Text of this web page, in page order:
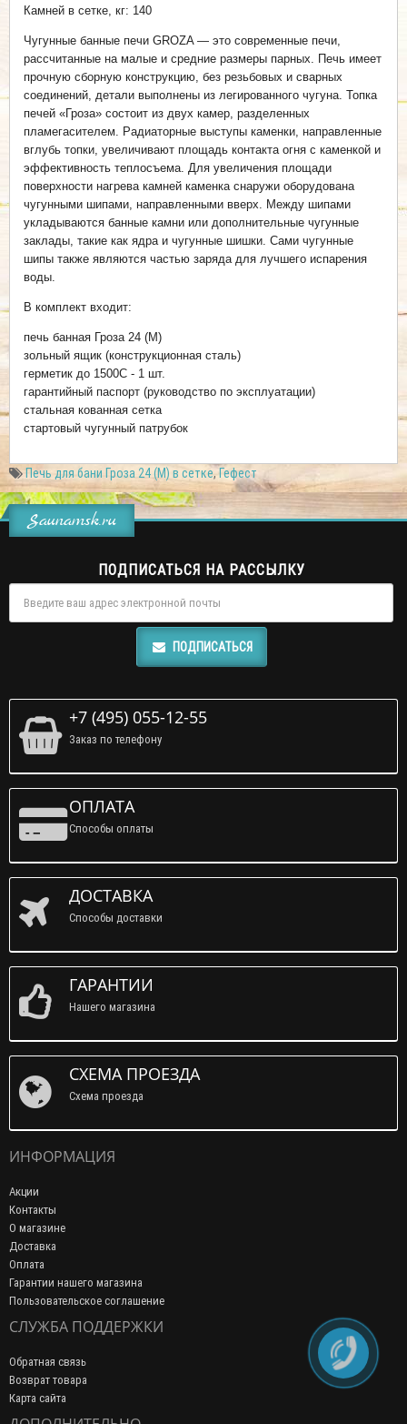
Камней в сетке, кг: 140
Чугунные банные печи GROZA — это современные печи,
рассчитанные на малые и средние размеры парных. Печь имеет
прочную сборную конструкцию, без резьбовых и сварных
соединений, детали выполнены из легированного чугуна. Топка
печей «Гроза» состоит из двух камер, разделенных
пламегасителем. Радиаторные выступы каменки, направленные
вглубь топки, увеличивают площадь контакта огня с каменкой и
эффективность теплосъема. Для увеличения площади
поверхности нагрева камней каменка снаружи оборудована
чугунными шипами, направленными вверх. Между шипами
укладываются банные камни или дополнительные чугунные
заклады, такие как ядра и чугунные шишки. Сами чугунные
шипы также являются частью заряда для лучшего испарения
воды.
В комплект входит:
печь банная Гроза 24 (М)
зольный ящик (конструкционная сталь)
герметик до 1500С - 1 шт.
гарантийный паспорт (руководство по эксплуатации)
стальная кованная сетка
стартовый чугунный патрубок
Печь для бани Гроза 24 (М) в сетке,Гефест
Saunamsk.ru
ПОДПИСАТЬСЯ НА РАССЫЛКУ
ПОДПИСАТЬСЯ
+7 (495) 055-12-55
Заказ по телефону
ОПЛАТА
Способы оплаты
ДОСТАВКА
Способы доставки
ГАРАНТИИ
Нашего магазина
СХЕМА ПРОЕЗДА
Схема проезда
ИНФОРМАЦИЯ
Акции
Контакты
О магазине
Доставка
Оплата
Гарантии нашего магазина
Пользовательское соглашение
СЛУЖБА ПОДДЕРЖКИ
Обратная связь
Возврат товара
Карта сайта